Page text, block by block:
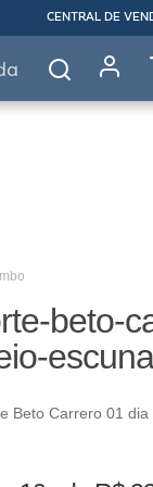
CENTRAL DE
beto-
Beto Carrero 01